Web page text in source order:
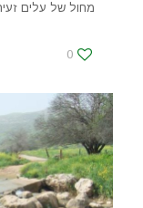
מחול של עלים
0